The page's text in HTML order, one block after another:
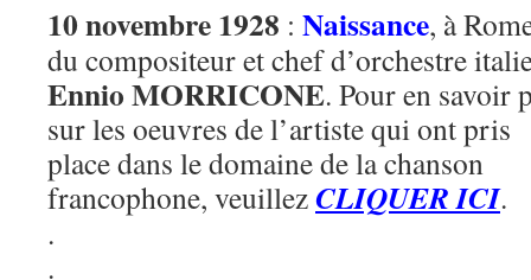
10 novembre 1928 : Naissance, à
du compositeur et chef d’orchestre
Ennio MORRICONE. Pour en savoir
sur les oeuvres de l’artiste qui ont pris
place dans le domaine de la chanson
francophone, veuillezCLIQUER ICI.
.
.